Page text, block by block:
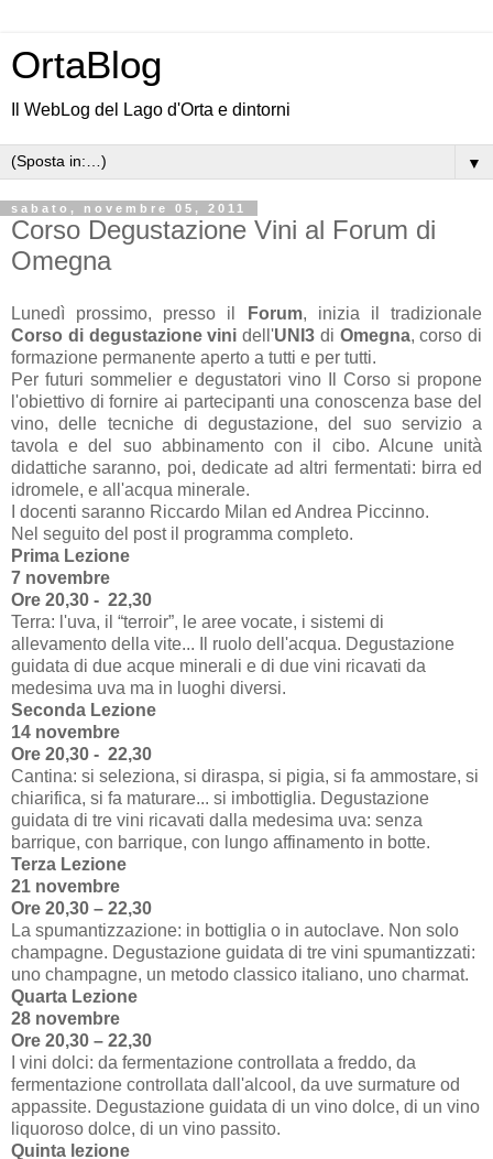
OrtaBlog
Il WebLog del Lago d'Orta e dintorni
▼
sabato, novembre 05, 2011
Corso Degustazione Vini al Forum di
Omegna
Lunedì prossimo, presso il Forum, inizia il tradizionale
Corso di degustazione vini dell'UNI3 di Omegna, corso di
formazione permanente aperto a tutti e per tutti.
Per futuri sommelier e degustatori vino Il Corso si propone
l'obiettivo di fornire ai partecipanti una conoscenza base del
vino, delle tecniche di degustazione, del suo servizio a
tavola e del suo abbinamento con il cibo. Alcune unità
didattiche saranno, poi, dedicate ad altri fermentati: birra ed
idromele, e all'acqua minerale.
I docenti saranno Riccardo Milan ed Andrea Piccinno.
Nel seguito del post il programma completo.
Prima Lezione
7 novembre
Ore 20,30 - 22,30
Terra: l'uva, il “terroir”, le aree vocate, i sistemi di
allevamento della vite... Il ruolo dell'acqua. Degustazione
guidata di due acque minerali e di due vini ricavati da
medesima uva ma in luoghi diversi.
Seconda Lezione
14 novembre
Ore 20,30 - 22,30
Cantina: si seleziona, si diraspa, si pigia, si fa ammostare, si
chiarifica, si fa maturare... si imbottiglia. Degustazione
guidata di tre vini ricavati dalla medesima uva: senza
barrique, con barrique, con lungo affinamento in botte.
Terza Lezione
21 novembre
Ore 20,30 – 22,30
La spumantizzazione: in bottiglia o in autoclave. Non solo
champagne. Degustazione guidata di tre vini spumantizzati:
uno champagne, un metodo classico italiano, uno charmat.
Quarta Lezione
28 novembre
Ore 20,30 – 22,30
I vini dolci: da fermentazione controllata a freddo, da
fermentazione controllata dall'alcool, da uve surmature od
appassite. Degustazione guidata di un vino dolce, di un vino
liquoroso dolce, di un vino passito.
Quinta lezione